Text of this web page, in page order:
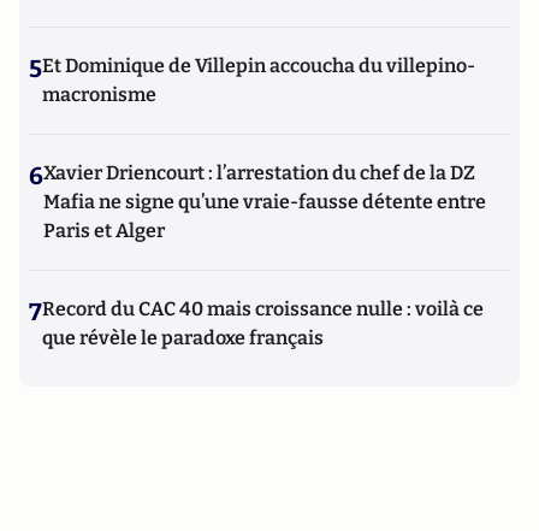
5Et Dominique de Villepin accoucha du villepino-
macronisme
6Xavier Driencourt : l’arrestation du chef de la DZ
Mafia ne signe qu’une vraie-fausse détente entre
Paris et Alger
7Record du CAC 40 mais croissance nulle : voilà ce
que révèle le paradoxe français